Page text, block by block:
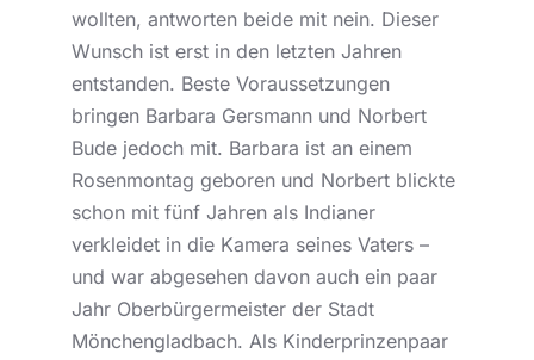
wollten, antworten beide mit nein. Dieser
Wunsch ist erst in den letzten Jahren
entstanden. Beste Voraussetzungen
bringen Barbara Gersmann und Norbert
Bude jedoch mit. Barbara ist an einem
Rosenmontag geboren und Norbert blickte
schon mit fünf Jahren als Indianer
verkleidet in die Kamera seines Vaters –
und war abgesehen davon auch ein paar
Jahr Oberbürgermeister der Stadt
Mönchengladbach. Als Kinderprinzenpaar